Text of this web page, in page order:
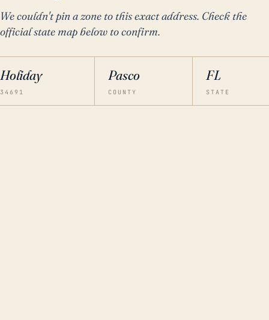
We couldn't pin a zone to this exact address. Check the
official state map below to confirm.
Holiday
34691
Pasco
COUNTY
FL
STATE